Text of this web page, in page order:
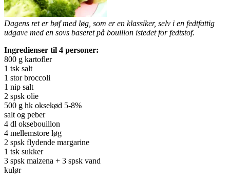
Dagens ret er bøf med løg, som er en klassiker, selv i en fedtfattig
udgave med en sovs baseret på bouillon istedet for fedtstof.
Ingredienser til 4 personer:
800 g kartofler
1 tsk salt
1 stor broccoli
1 nip salt
2 spsk olie
500 g hk oksekød 5-8%
salt og peber
4 dl oksebouillon
4 mellemstore løg
2 spsk flydende margarine
1 tsk sukker
3 spsk maizena + 3 spsk vand
kulør